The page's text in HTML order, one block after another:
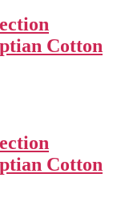
Cotton
Cotton